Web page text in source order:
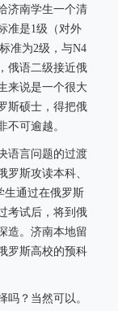
济南学生一个清
准是1级（对外
准为2级，与N4
俄语二级接近俄
来说是一个很大
斯硕士，得把俄
不可逾越。
语言问题的过渡
罗斯攻读本科、
生通过在俄罗斯
考试后，将到俄
造。济南本地留
罗斯高校的预科
吗？当然可以。